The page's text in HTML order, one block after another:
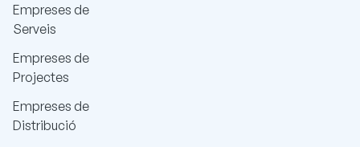
Empreses de
Serveis
Empreses de
Projectes
Empreses de
Distribució